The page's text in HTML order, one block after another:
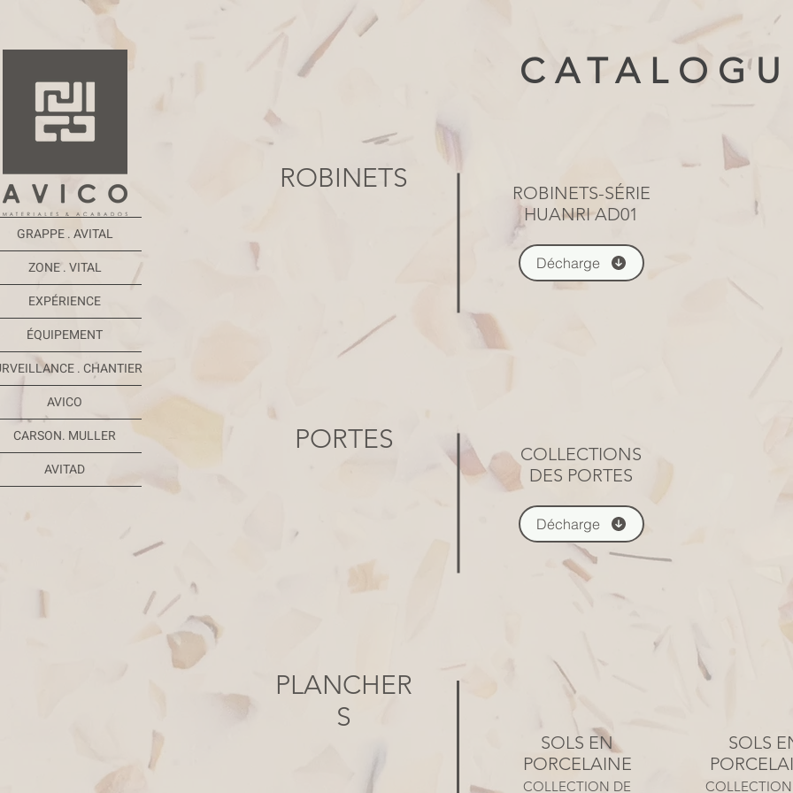
GRAPPE . AVITAL
ZONE . VITAL
EXPÉRIENCE
ÉQUIPEMENT
. CHANTIER
AVICO
CARSON. MULLER
AVITAD
ROBINETS
Décharge
ROBINETS-SÉRIE
HUANRI AD01
Décharge
COLLECTIONS
DES PORTES
PORTES
PLANCHER
S
SOLS EN
PORCELAINE
COLLECTION DE
SOLS